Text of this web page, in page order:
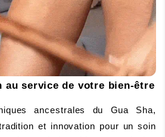
au service de votre bien-être
et innovation pour un soin